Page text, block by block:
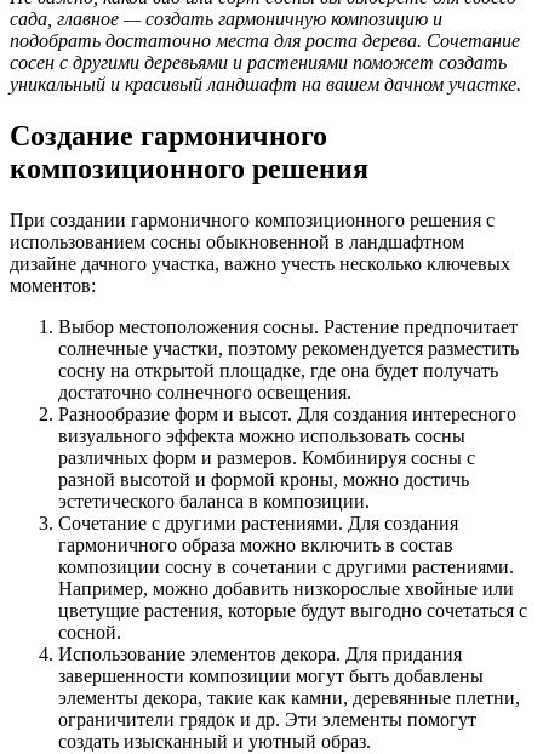
сада, главное — создать гармоничную композицию и
подобрать достаточно места для роста дерева. Сочетание
сосен с другими деревьями и растениями поможет создать
уникальный и красивый ландшафт на вашем дачном участке.
Создание гармоничного
композиционного решения
При создании гармоничного композиционного решения с
использованием сосны обыкновенной в ландшафтном
дизайне дачного участка, важно учесть несколько ключевых
моментов:
Выбор местоположения сосны. Растение предпочитает
солнечные участки, поэтому рекомендуется разместить
сосну на открытой площадке, где она будет получать
достаточно солнечного освещения.
Разнообразие форм и высот. Для создания интересного
визуального эффекта можно использовать сосны
различных форм и размеров. Комбинируя сосны с
разной высотой и формой кроны, можно достичь
эстетического баланса в композиции.
Сочетание с другими растениями. Для создания
гармоничного образа можно включить в состав
композиции сосну в сочетании с другими растениями.
Например, можно добавить низкорослые хвойные или
цветущие растения, которые будут выгодно сочетаться с
сосной.
Использование элементов декора. Для придания
завершенности композиции могут быть добавлены
элементы декора, такие как камни, деревянные плетни,
ограничители грядок и др. Эти элементы помогут
создать изысканный и уютный образ.